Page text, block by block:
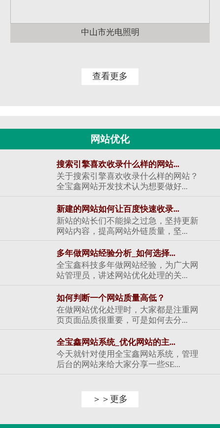
中山市光电照明
查看更多
网站优化
搜索引擎喜欢收录什么样的网站...
关于搜索引擎喜欢收录什么样的网站？
全宝鑫网站开发技术认为想要做好...
新建的网站如何让百度快速收录...
新站的站长们不能操之过急，坚持更新
网站内容，提高网站外链质量，坚...
多年做网站经验分析_如何选择...
全宝鑫科技多年做网站经验，为广大网
站管理员，讲述网站优化处理的关...
如何判断一个网站质量高低？
在做网站优化处理时，大家都是注重网
页页面品质很重要，可是如何去分...
全宝鑫网站系统_优化网站的主...
今天就针对使用全宝鑫网站系统，管理
后台的网站来给大家分享一些SE...
＞＞更多